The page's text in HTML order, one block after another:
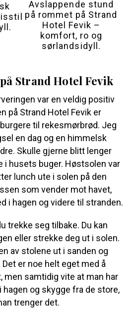
Avslappende stund
på rommet på Strand
Hotel Fevik –
komfort, ro og
sørlandsidyll.
Strand Hotel Fevik
var en veldig positiv
på Strand Hotel Fevik er
til rekesmørbrød. Jeg
en dag og en himmelsk
Skulle gjerne blitt lenger
i husets buger. Høstsolen var
lunch ute i solen på den
som vender mot havet,
i hagen og videre til stranden.
trekke seg tilbake. Du kan
eller strekke deg ut i solen.
av stolene ut i sanden og
er noe helt eget med å
samtidig vite at man har
hagen og skygge fra de store,
trenger det.